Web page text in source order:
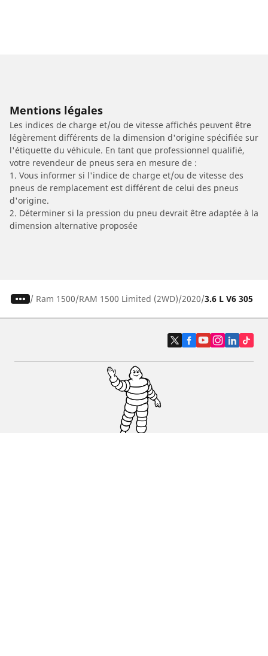
Mentions légales
Les indices de charge et/ou de vitesse affichés peuvent être
légèrement différents de la dimension d'origine spécifiée sur
l'étiquette du véhicule. En tant que professionnel qualifié,
votre revendeur de pneus sera en mesure de :
1. Vous informer si l'indice de charge et/ou de vitesse des
pneus de remplacement est différent de celui des pneus
d'origine.
2. Déterminer si la pression du pneu devrait être adaptée à la
dimension alternative proposée
/ Ram 1500 RAM 1500 Limited (2WD) 2020 3.6 L V6 305